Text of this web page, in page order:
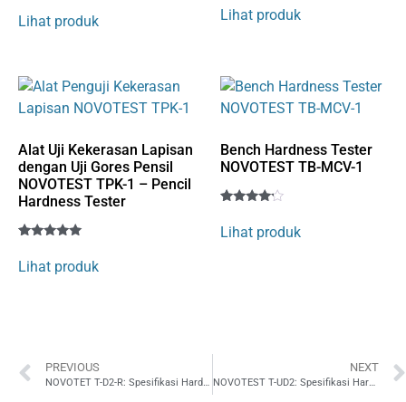
4
out of 5
Lihat produk
4
out of 5
Lihat produk
Alat Uji Kekerasan Lapisan
dengan Uji Gores Pensil
NOVOTEST TPK-1 – Pencil
Hardness Tester
5
out of 5
Lihat produk
Bench Hardness Tester
NOVOTEST TB-MCV-1
4
out of 5
Lihat produk
PREVIOUS
NOVOTET T-D2-R: Spesifikasi Hardness Tester untuk Area Sempit dan Pipa
NEXT
NOVOTEST T-UD2: Spesifikasi Hardness Tester 2-in-1 untuk Quality Control Material